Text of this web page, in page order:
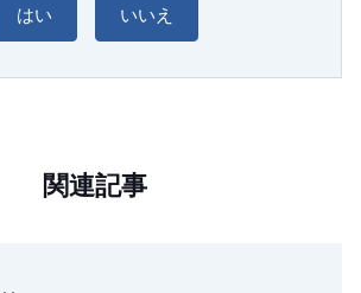
はい いいえ
関連記事